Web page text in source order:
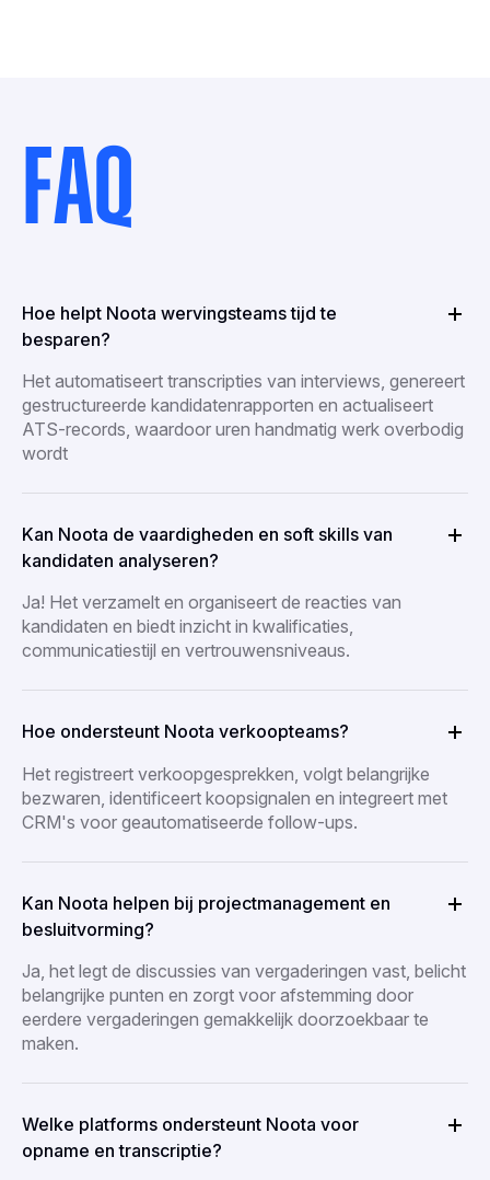
FAQ
Hoe helpt Noota wervingsteams tijd te
besparen?
Het automatiseert transcripties van interviews, genereert
gestructureerde kandidatenrapporten en actualiseert
ATS-records, waardoor uren handmatig werk overbodig
wordt
Kan Noota de vaardigheden en soft skills van
kandidaten analyseren?
Ja! Het verzamelt en organiseert de reacties van
kandidaten en biedt inzicht in kwalificaties,
communicatiestijl en vertrouwensniveaus.
Hoe ondersteunt Noota verkoopteams?
Het registreert verkoopgesprekken, volgt belangrijke
bezwaren, identificeert koopsignalen en integreert met
CRM's voor geautomatiseerde follow-ups.
Kan Noota helpen bij projectmanagement en
besluitvorming?
Ja, het legt de discussies van vergaderingen vast, belicht
belangrijke punten en zorgt voor afstemming door
eerdere vergaderingen gemakkelijk doorzoekbaar te
maken.
Welke platforms ondersteunt Noota voor
opname en transcriptie?